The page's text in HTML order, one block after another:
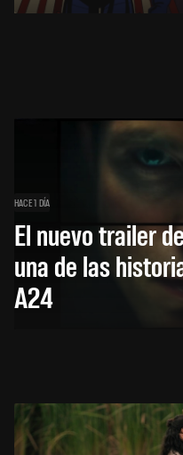
HACE 1 DÍA
El nuevo trailer
una de las
A24